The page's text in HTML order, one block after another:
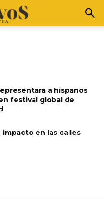
a hispanos
en festival global de
impacto en las calles